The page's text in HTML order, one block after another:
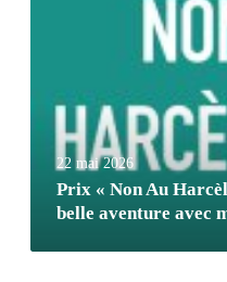
22 mai 2026
Prix « Non Au
belle aventure avec